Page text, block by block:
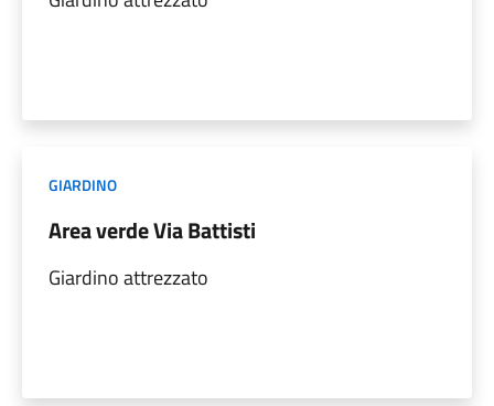
GIARDINO
Area verde Via Battisti
Giardino attrezzato